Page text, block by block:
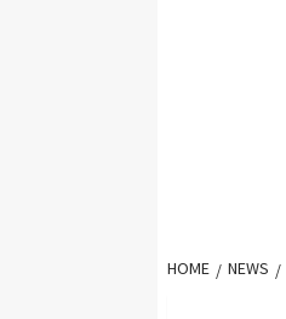
HOME NEWS